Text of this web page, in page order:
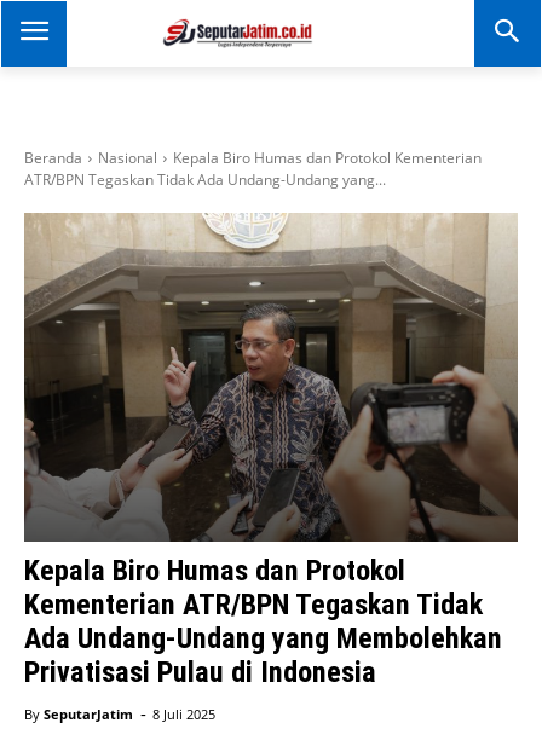
SEPUTAR JATIM
Portal Informasi Dan
Beranda Nasional
Kepala Biro Humas dan Protokol Kementerian
ATR/BPN Tegaskan Tidak Ada Undang-Undang yang...
Kepala Biro Humas dan Protokol
Kementerian ATR/BPN Tegaskan Tidak
Ada Undang-Undang yang Membolehkan
Privatisasi Pulau di Indonesia
By SeputarJatim - 8 Juli 2025